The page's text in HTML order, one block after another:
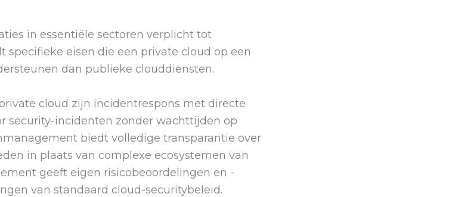
in essentiële sectoren verplicht tot
specifieke eisen die een private cloud op een
dan publieke clouddiensten.
cloud zijn incidentrespons met directe
security-incidenten zonder wachttijden op
biedt volledige transparantie over
in plaats van complexe ecosystemen van
geeft eigen risicobeoordelingen en -
van standaard cloud-securitybeleid.